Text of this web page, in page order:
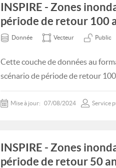
INSPIRE - Zones
période de retour 100
Donnée Vecteur Public
Cette couche de données au
scénario de période de retour
Mise à jour: 07/08/2024 Service
INSPIRE - Zones
période de retour 50